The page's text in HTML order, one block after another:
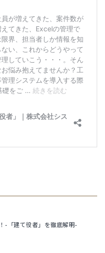
-「建て役者」を徹底解明-